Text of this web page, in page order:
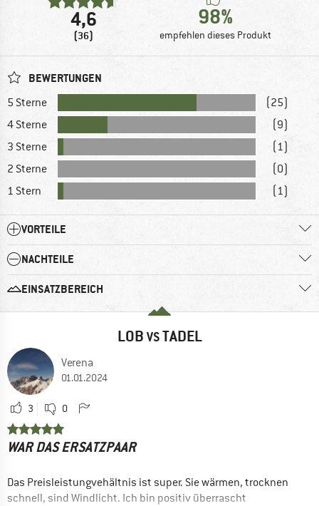
4,6
(36)
98%
empfehlen dieses Produkt
BEWERTUNGEN
5 Sterne
(25)
4 Sterne
(9)
3 Sterne
(1)
2 Sterne
(0)
1 Stern
(1)
VORTEILE
NACHTEILE
EINSATZBEREICH
LOB VSTADEL
Verena
01.01.2024
3 0
WAR DAS ERSATZPAAR
Das Preisleistungvehältnis ist super. Sie wärmen, trocknen
schnell, sind Windlicht. Ich bin positiv überrascht